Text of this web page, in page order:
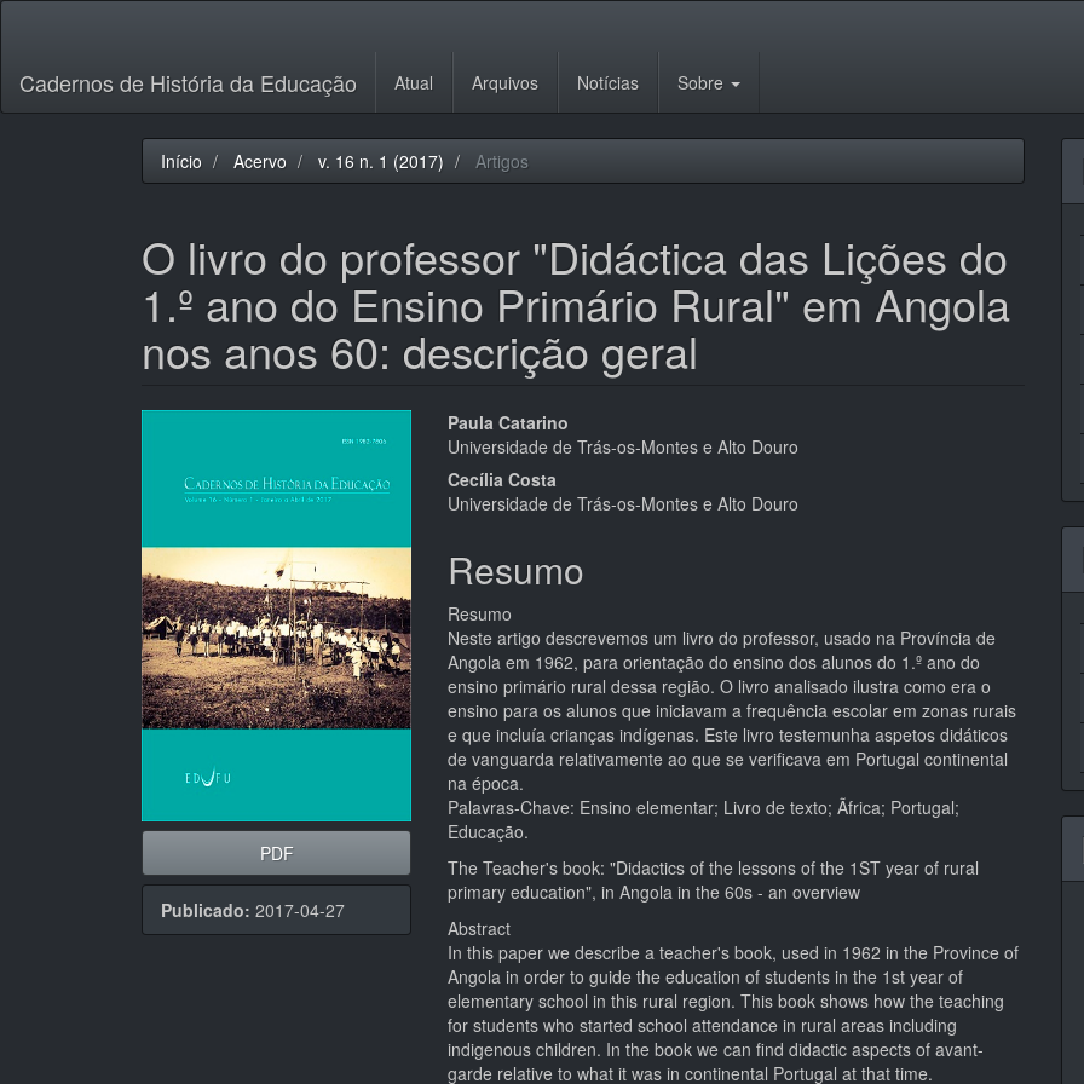
principal
Barra
Cadernos de História da Educação Atual Arquivos Notícias Sobre
Início Acervo v. 16 n. 1 (2017) Artigos
O livro do professor "Didáctica das Lições do
1.º ano do Ensino Primário Rural" em Angola
nos anos 60: descrição geral
Barra
lateral
artigos
PDF
Publicado: 2017-04-27
Conteúdo
do
artigo
principal
Paula Catarino
Universidade de Trás-os-Montes e Alto Douro
Cecília Costa
Universidade de Trás-os-Montes e Alto Douro
Resumo
Resumo
Neste artigo descrevemos um livro do professor, usado na Província de
Angola em 1962, para orientação do ensino dos alunos do 1.º ano do
ensino primário rural dessa região. O livro analisado ilustra como era o
ensino para os alunos que iniciavam a frequência escolar em zonas rurais
e que incluía crianças indígenas. Este livro testemunha aspetos didáticos
de vanguarda relativamente ao que se verificava em Portugal continental
na época.
Palavras-Chave: Ensino elementar; Livro de texto; Ãfrica; Portugal;
Educação.
The Teacher's book: "Didactics of the lessons of the 1ST year of rural
primary education", in Angola in the 60s - an overview
Abstract
In this paper we describe a teacher's book, used in 1962 in the Province of
Angola in order to guide the education of students in the 1st year of
elementary school in this rural region. This book shows how the teaching
for students who started school attendance in rural areas including
indigenous children. In the book we can find didactic aspects of avant-
garde relative to what it was in continental Portugal at that time.